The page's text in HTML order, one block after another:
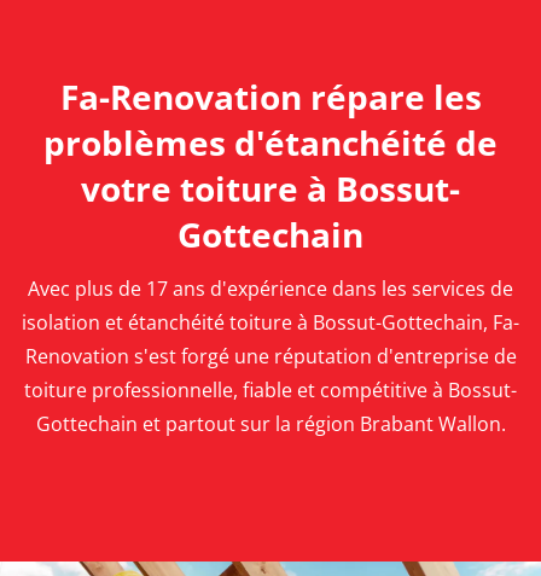
Fa-Renovation répare les
problèmes d'étanchéité de
votre toiture à Bossut-
Gottechain
Avec plus de 17 ans d'expérience dans les services de
isolation et étanchéité toiture à Bossut-Gottechain, Fa-
Renovation s'est forgé une réputation d'entreprise de
toiture professionnelle, fiable et compétitive à Bossut-
Gottechain et partout sur la région Brabant Wallon.